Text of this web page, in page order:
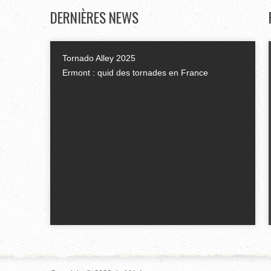
DERNIÈRESNEWS
Tornado Alley 2025
Ermont : quid des tornades en France